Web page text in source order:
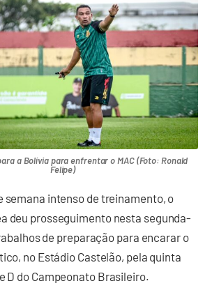
a Bolívia para enfrentar o MAC (Foto: Ronald
Felipe)
semana intenso de treinamento, o
deu prosseguimento nesta segunda-
de preparação para encarar o
no Estádio Castelão, pela quinta
D do Campeonato Brasileiro.